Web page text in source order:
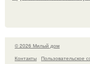
© 2026 Милый дом
Контакты
Пользовательское